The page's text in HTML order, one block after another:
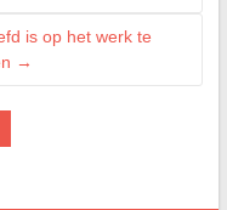
is op het werk te
→